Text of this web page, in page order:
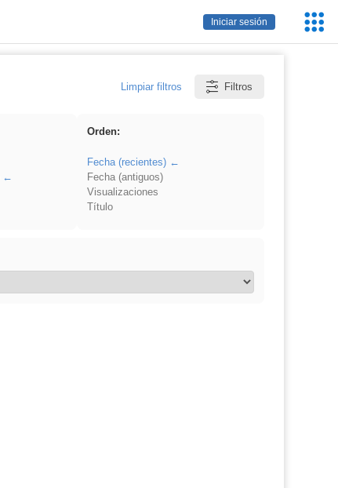
Iniciar sesión
Limpiar filtros Filtros
Orden:
Fecha (recientes)
Fecha (antiguos)
Visualizaciones
Título